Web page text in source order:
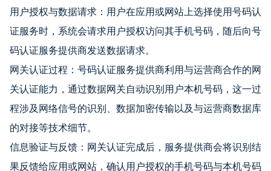
用户授权与数据请求：用户在应用或网站上选择使用号码认
证服务时，系统会请求用户授权访问其手机号码，随后向号
码认证服务提供商发送数据请求。
网关认证过程：号码认证服务提供商利用与运营商合作的网
关认证能力，通过数据网关自动识别用户本机号码，这一过
程涉及网络信号的识别、数据加密传输以及与运营商数据库
的对接等技术细节。
信息验证与反馈：网关认证完成后，服务提供商会将识别结
果反馈给应用或网站，确认用户授权的手机号码与本机号码